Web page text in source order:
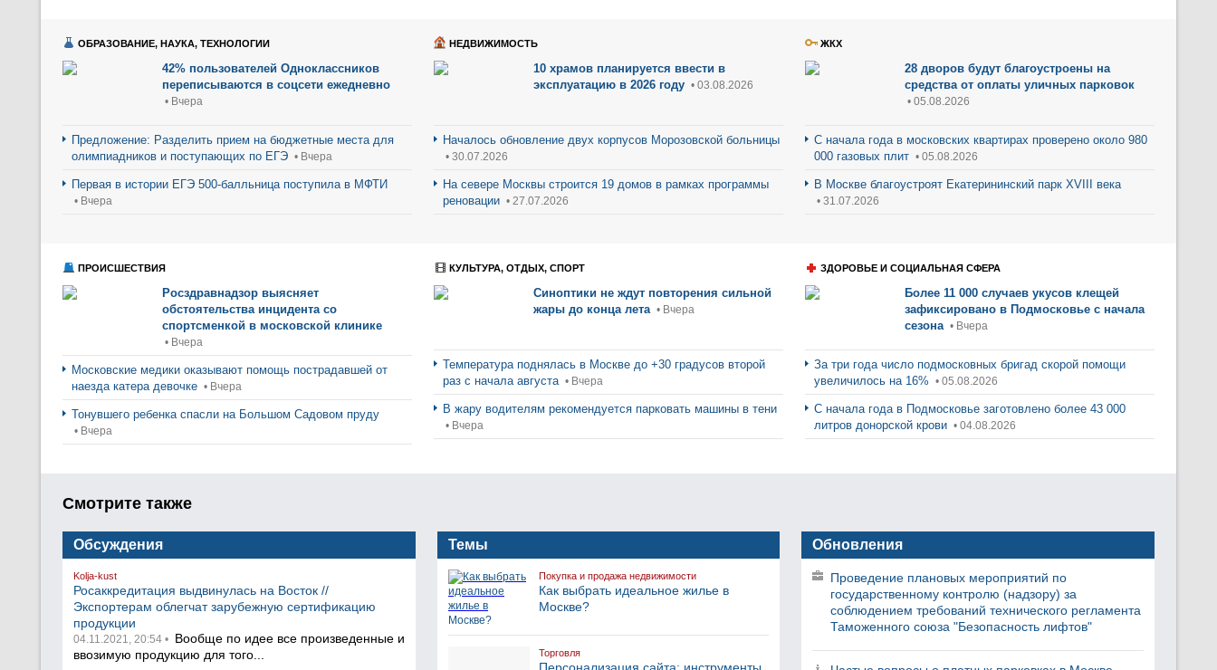
ОБРАЗОВАНИЕ, НАУКА, ТЕХНОЛОГИИ
42% пользователей Одноклассников
переписываются в соцсети ежедневно
• Вчера
Предложение: Разделить прием на бюджетные места для
олимпиадников и поступающих по ЕГЭ • Вчера
Первая в истории ЕГЭ 500-балльница поступила в МФТИ
• Вчера
НЕДВИЖИМОСТЬ
10 храмов планируется ввести в
эксплуатацию в 2026 году • 03.08.2026
Началось обновление двух корпусов Морозовской больницы
• 30.07.2026
На севере Москвы строится 19 домов в рамках программы
реновации • 27.07.2026
ЖКХ
28 дворов будут благоустроены на
средства от оплаты уличных парковок
• 05.08.2026
С начала года в московских квартирах проверено около 980
000 газовых плит • 05.08.2026
В Москве благоустроят Екатерининский парк XVIII века
• 31.07.2026
ПРОИСШЕСТВИЯ
Росздравнадзор выясняет
обстоятельства инцидента со
спортсменкой в московской клинике
• Вчера
Московские медики оказывают помощь пострадавшей от
наезда катера девочке • Вчера
Тонувшего ребенка спасли на Большом Садовом пруду
• Вчера
КУЛЬТУРА, ОТДЫХ, СПОРТ
Синоптики не ждут повторения сильной
жары до конца лета • Вчера
Температура поднялась в Москве до +30 градусов второй
раз с начала августа • Вчера
В жару водителям рекомендуется парковать машины в тени
• Вчера
ЗДОРОВЬЕ И СОЦИАЛЬНАЯ СФЕРА
Более 11 000 случаев укусов клещей
зафиксировано в Подмосковье с начала
сезона • Вчера
За три года число подмосковных бригад скорой помощи
увеличилось на 16% • 05.08.2026
С начала года в Подмосковье заготовлено более 43 000
литров донорской крови • 04.08.2026
Смотрите также
Обсуждения
Kolja-kust
Росаккредитация выдвинулась на Восток //
Экспортерам облегчат зарубежную сертификацию
продукции
04.11.2021, 20:54 • Вообще по идее все произведенные и
ввозимую продукцию для того...
Темы
Покупка и продажа недвижимости
Как выбрать идеальное жилье в
Москве?
Торговля
Обновления
Проведение плановых мероприятий по
государственному контролю (надзору) за
соблюдением требований технического регламента
Таможенного союза "Безопасность лифтов"